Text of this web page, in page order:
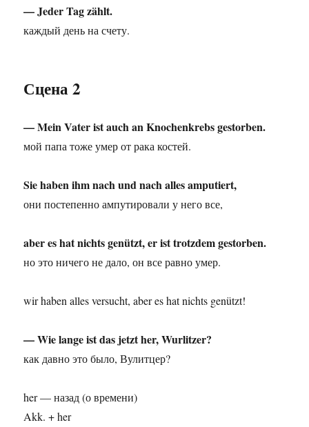
— Jeder Tag zählt.
каждый день на счету.
Сцена 2
— Mein Vater ist auch an Knochenkrebs gestorben.
мой папа тоже умер от рака костей.
Sie haben ihm nach und nach alles amputiert,
они постепенно ампутировали у него все,
aber es hat nichts genützt, er ist trotzdem gestorben.
но это ничего не дало, он все равно умер.
wir haben alles versucht, aber es hat nichts genützt!
— Wie lange ist das jetzt her, Wurlitzer?
как давно это было, Вулитцер?
her — назад (о времени)
Akk. + her